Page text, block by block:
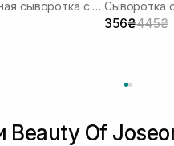
Противовоспалительная сыворотка с азелаиновой кислотой Сыворотка
356₴445₴
Of